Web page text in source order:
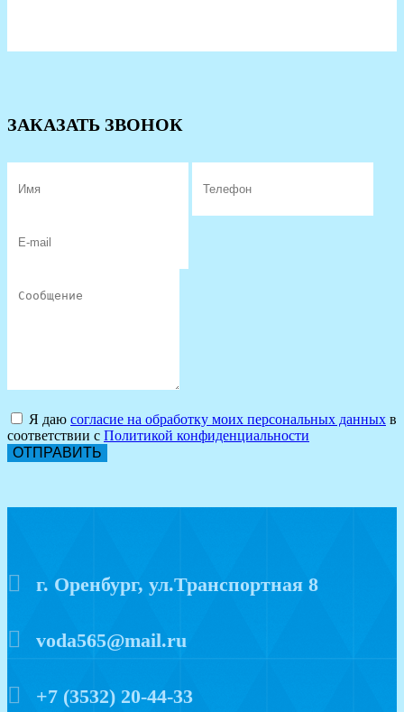
ЗАКАЗАТЬ ЗВОНОК
Я даю согласие на обработку моих персональных данных в
соответствии с Политикой конфиденциальности
ОТПРАВИТЬ
г. Оренбург, ул.Транспортная 8
voda565@mail.ru
+7 (3532) 20-44-33